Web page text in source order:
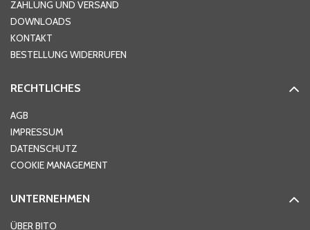
Ort*
Telefon
ZAHLUNG UND VERSAND
DOWNLOADS
KONTAKT
BESTELLUNG WIDERRUFEN
RECHTLICHES
AGB
IMPRESSUM
DATENSCHUTZ
COOKIE MANAGEMENT
UNTERNEHMEN
ÜBER BITO